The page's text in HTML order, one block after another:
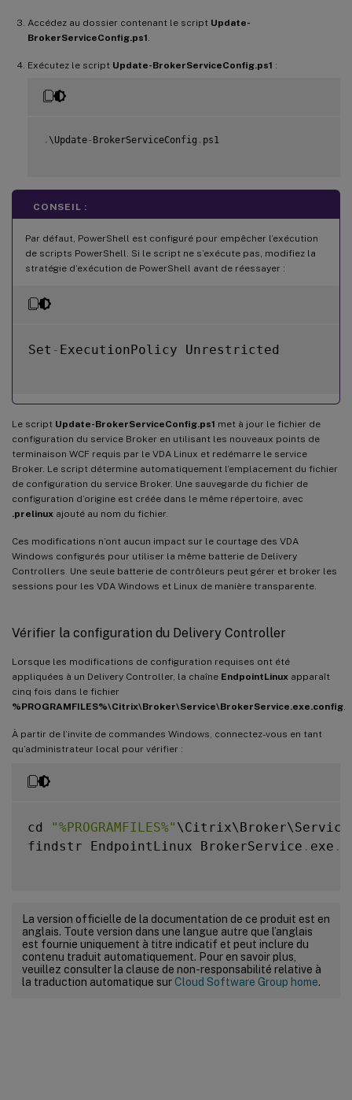
Accédez au dossier contenant le script Update-
BrokerServiceConfig.ps1
Exécutez le script Update-BrokerServiceConfig.ps1 :
. \Update- BrokerServiceConfig . ps1
CONSEIL :
Par défaut, PowerShell est configuré pour empêcher l’exécution
de scripts PowerShell. Si le script ne s’exécute pas, modifiez la
stratégie d’exécution de PowerShell avant de réessayer :
Set - ExecutionPolicy Unrestricted
Le script Update-BrokerServiceConfig.ps1 met à jour le fichier de
configuration du service Broker en utilisant les nouveaux points de
terminaison WCF requis par le VDA Linux et redémarre le service
Broker. Le script détermine automatiquement l’emplacement du fichier
de configuration du service Broker. Une sauvegarde du fichier de
configuration d’origine est créée dans le même répertoire, avec
.prelinux ajouté au nom du fichier.
Ces modifications n’ont aucun impact sur le courtage des VDA
Windows configurés pour utiliser la même batterie de Delivery
Controllers. Une seule batterie de contrôleurs peut gérer et broker les
sessions pour les VDA Windows et Linux de manière transparente.
Vérifier la configuration du Delivery Controller
Lorsque les modifications de configuration requises ont été
appliquées à un Delivery Controller, la chaîne EndpointLinux apparaît
cinq fois dans le fichier
%PROGRAMFILES%\Citrix\Broker\Service\BrokerService.exe.config
À partir de l’invite de commandes Windows, connectez-vous en tant
qu’administrateur local pour vérifier :
cd "%PROGRAMFILES%"
findstr EndpointLinux BrokerService . exe .
La version officielle de la documentation de ce produit est en
anglais. Toute version dans une langue autre que l’anglais
est fournie uniquement à titre indicatif et peut inclure du
contenu traduit automatiquement. Pour en savoir plus,
veuillez consulter la clause de non-responsabilité relative à
la traduction automatique surCloud Software Group home.